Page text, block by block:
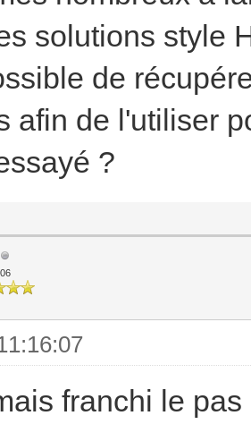
solutions style
de
afin de l'utiliser
?
franchi le